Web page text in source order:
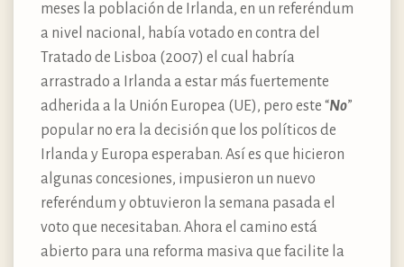
meses la población de Irlanda, en un referéndum
a nivel nacional, había votado en contra del
Tratado de Lisboa (2007) el cual habría
arrastrado a Irlanda a estar más fuertemente
adherida a la Unión Europea (UE), pero este “No”
popular no era la decisión que los políticos de
Irlanda y Europa esperaban. Así es que hicieron
algunas concesiones, impusieron un nuevo
referéndum y obtuvieron la semana pasada el
voto que necesitaban. Ahora el camino está
abierto para una reforma masiva que facilite la